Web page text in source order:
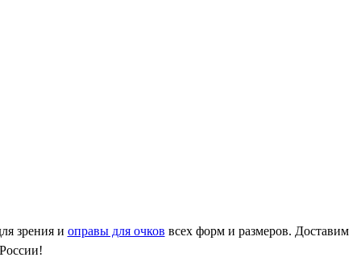
зрения и оправы для очков всех форм и размеров. Доставим